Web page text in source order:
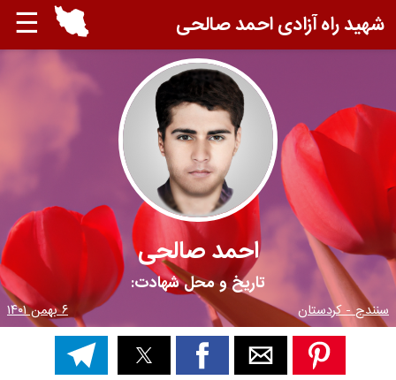
☰ شهید راه آزادی احمد صالحی
احمد صالحی
تاریخ و محل شهادت:
سنندج - کردستان ۶ بهمن ۱۴۰۱